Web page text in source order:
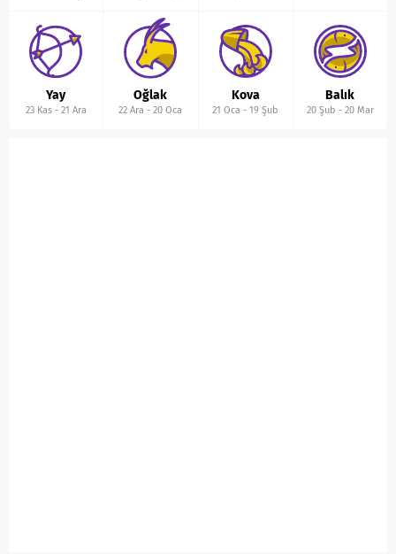
Yay
23 Kas- 21 Ara
Oğlak
22 Ara -20 Oca
Kova
21 Oca -19 Şub
Balık
20 Şub - 20 Mar